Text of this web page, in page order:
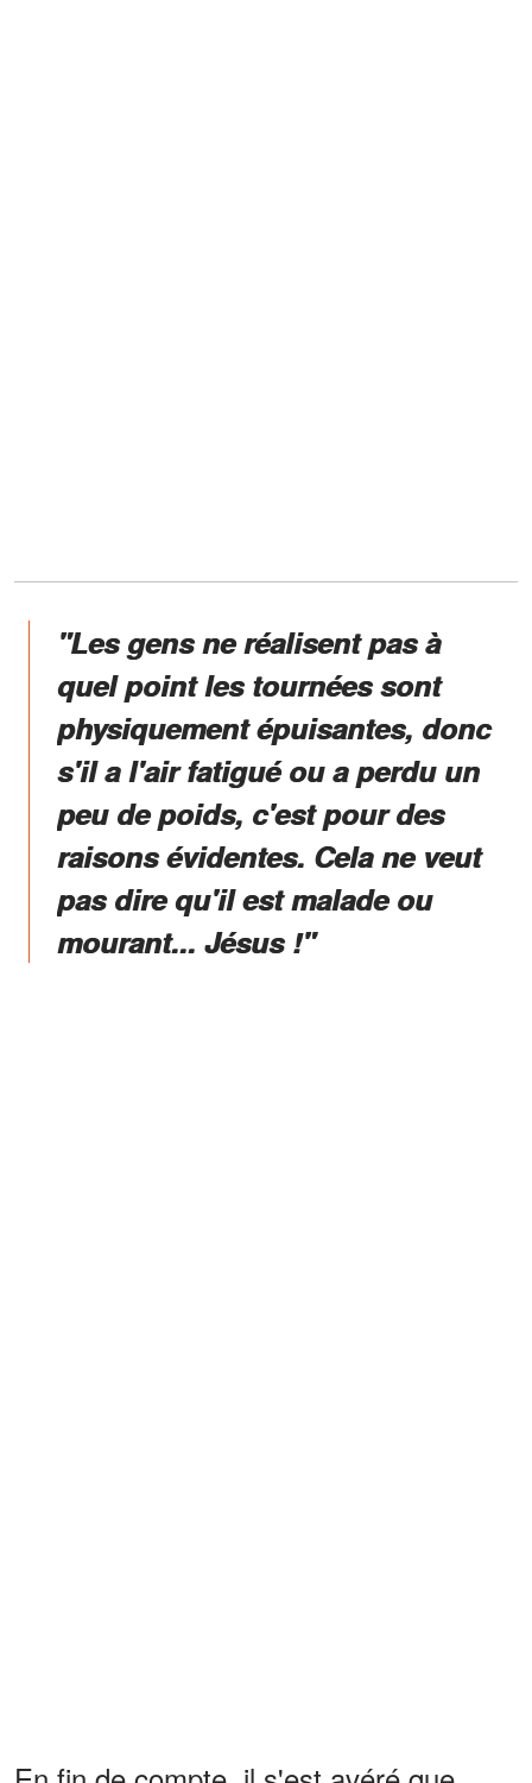
"Les gens ne réalisent pas à
quel point les tournées sont
physiquement épuisantes, donc
s'il a l'air fatigué ou a perdu un
peu de poids, c'est pour des
raisons évidentes. Cela ne veut
pas dire qu'il est malade ou
mourant... Jésus !"